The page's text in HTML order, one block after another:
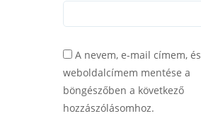
A nevem, e-mail címem, és
weboldalcímem mentése a
böngészőben a következő
hozzászólásomhoz.